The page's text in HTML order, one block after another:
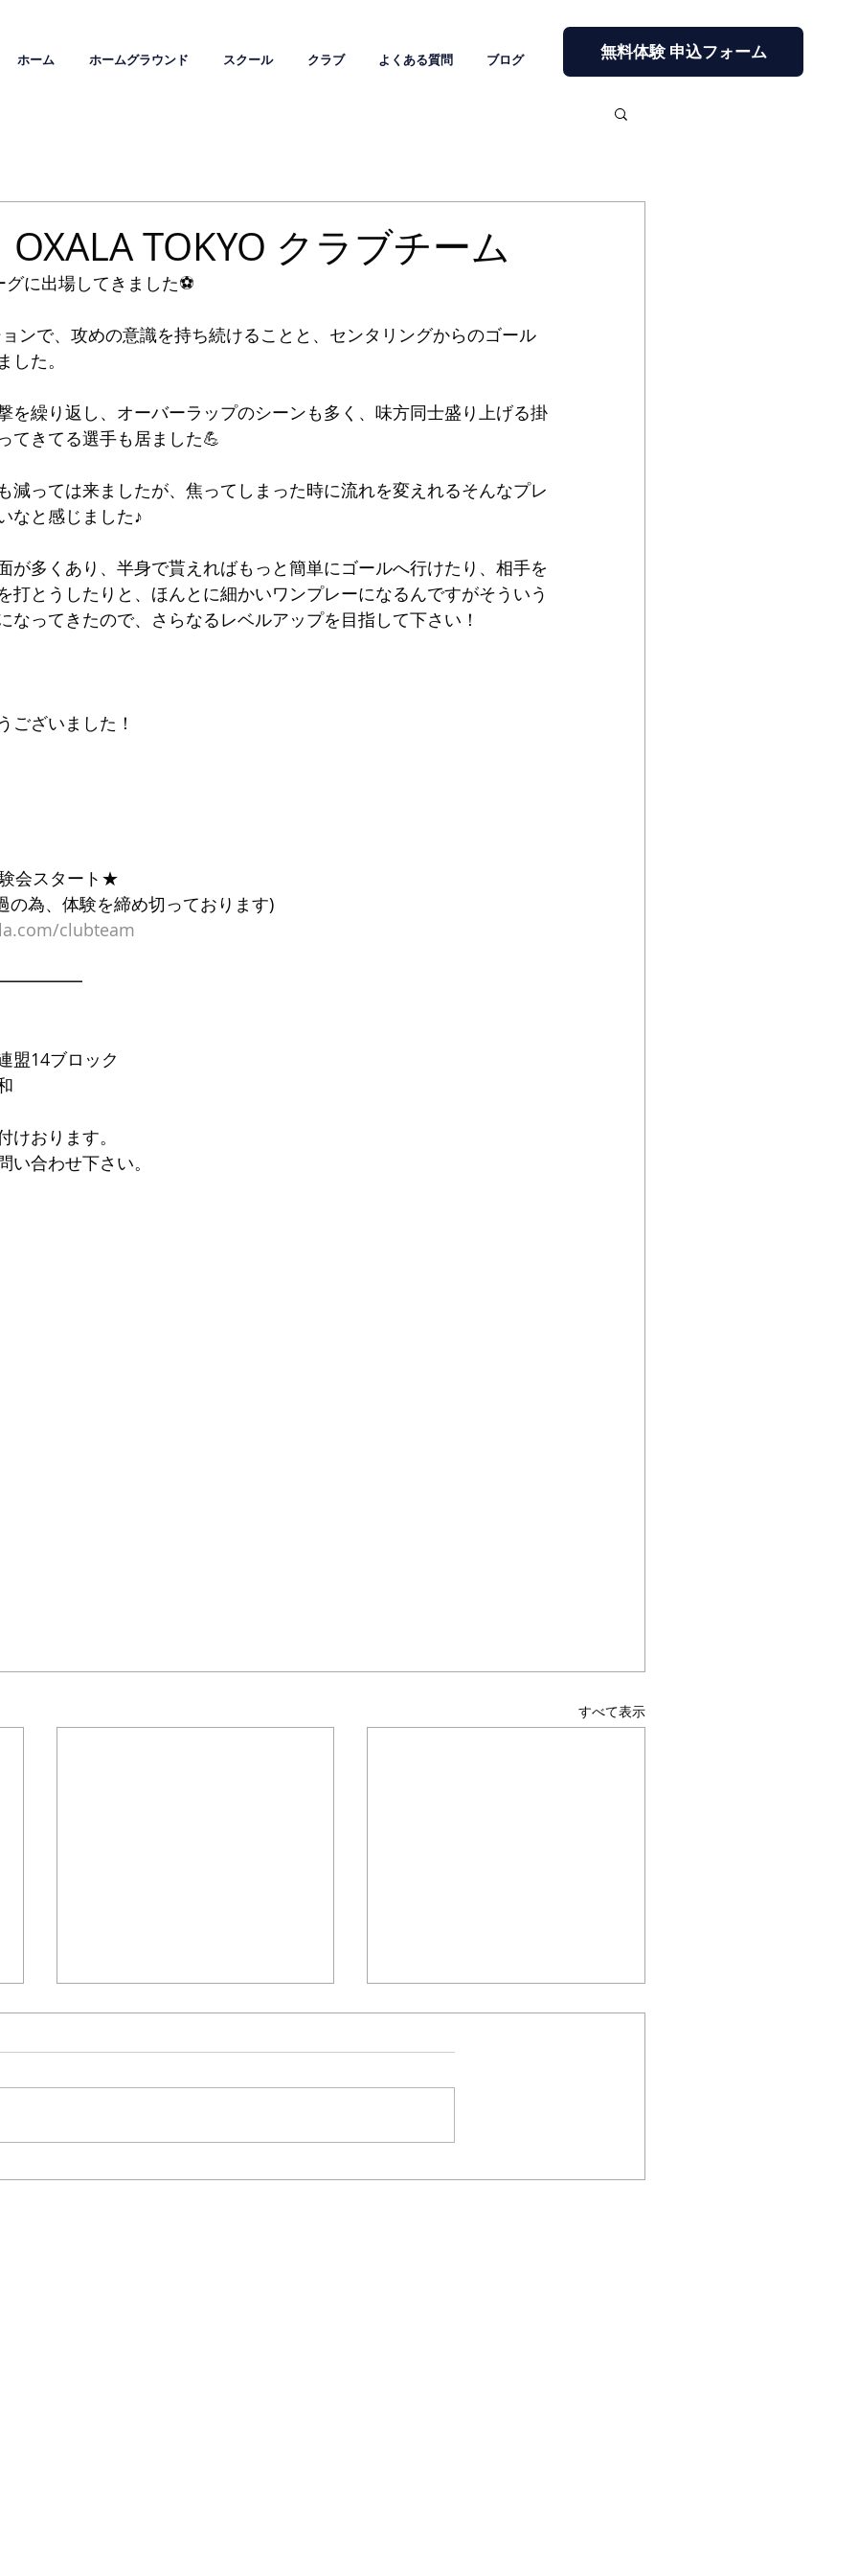
ホーム ホームグラウンド スクール クラブ よくある質問 ブログ 無料体験 申込フォーム
TOKYO クラブチーム
に出場してきました⚽️
ンで、攻めの意識を持ち続けることと、センタリングからのゴール
た。
を繰り返し、オーバーラップのシーンも多く、味方同士盛り上げる掛
てきてる選手も居ました💪
減っては来ましたが、焦ってしまった時に流れを変えれるそんなプレ
なと感じました♪
が多くあり、半身で貰えればもっと簡単にゴールへ行けたり、相手を
打とうしたりと、ほんとに細かいワンプレーになるんですがそういう
なってきたので、さらなるレベルアップを目指して下さい！
ございました！
会スタート★
為、体験を締め切っております)
clubteam
盟14ブロック
おります。
い合わせ下さい。
すべて表示